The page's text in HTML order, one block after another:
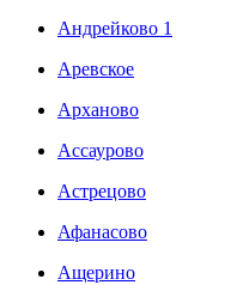
Андрейково 1
Аревское
Арханово
Ассаурово
Астрецово
Афанасово
Ащерино